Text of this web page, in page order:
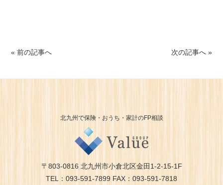
« 前の記事へ 次の記事へ »
北九州で保険・おうち・家計のFP相談
〒803-0816 北九州市小倉北区金田1-2-15-1F
TEL：093-591-7899 FAX：093-591-7818